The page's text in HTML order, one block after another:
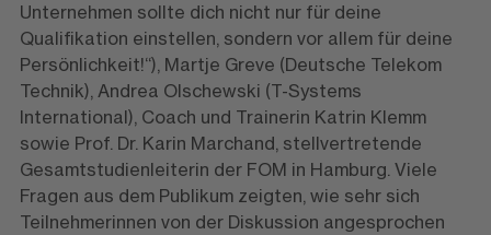
Unternehmen sollte dich nicht nur für deine
Qualifikation einstellen, sondern vor allem für deine
Persönlichkeit!“), Martje Greve (Deutsche Telekom
Technik), Andrea Olschewski (T-Systems
International), Coach und Trainerin Katrin Klemm
sowie Prof. Dr. Karin Marchand, stellvertretende
Gesamtstudienleiterin der FOM in Hamburg. Viele
Fragen aus dem Publikum zeigten, wie sehr sich
Teilnehmerinnen von der Diskussion angesprochen